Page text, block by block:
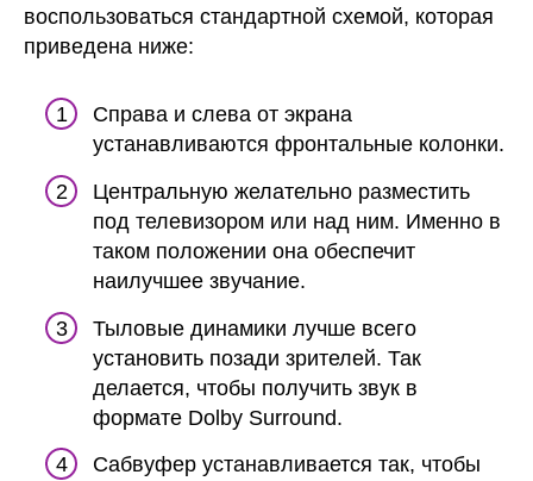
воспользоваться стандартной схемой, которая
приведена ниже:
Справа и слева от экрана
устанавливаются фронтальные колонки.
Центральную желательно разместить
под телевизором или над ним. Именно в
таком положении она обеспечит
наилучшее звучание.
Тыловые динамики лучше всего
установить позади зрителей. Так
делается, чтобы получить звук в
формате Dolby Surround.
Сабвуфер устанавливается так, чтобы